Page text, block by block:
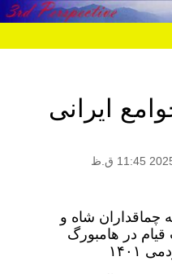
ایرانی
چماقداران شاه و
در هامبورگ